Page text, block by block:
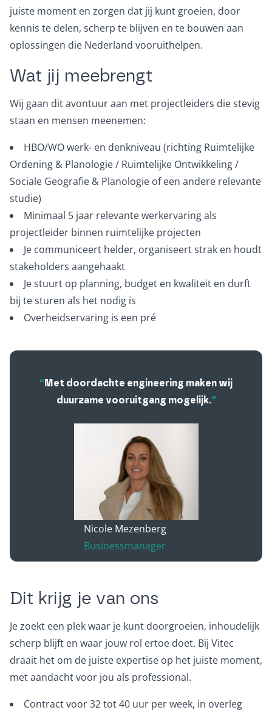
juiste moment en zorgen dat jij kunt groeien, door
kennis te delen, scherp te blijven en te bouwen aan
oplossingen die Nederland vooruithelpen.
Wat jij meebrengt
Wij gaan dit avontuur aan met projectleiders die stevig
staan en mensen meenemen:
HBO/WO werk- en denkniveau (richting Ruimtelijke
Ordening & Planologie / Ruimtelijke Ontwikkeling /
Sociale Geografie & Planologie of een andere relevante
studie)
Minimaal 5 jaar relevante werkervaring als
projectleider binnen ruimtelijke projecten
Je communiceert helder, organiseert strak en houdt
stakeholders aangehaakt
Je stuurt op planning, budget en kwaliteit en durft
bij te sturen als het nodig is
Overheidservaring is een pré
“ Met doordachte engineering maken wij
duurzame vooruitgang mogelijk.”
Nicole Mezenberg
Businessmanager
Dit krijg je van ons
Je zoekt een plek waar je kunt doorgroeien, inhoudelijk
scherp blijft en waar jouw rol ertoe doet. Bij Vitec
draait het om de juiste expertise op het juiste moment,
met aandacht voor jou als professional.
Contract voor 32 tot 40 uur per week, in overleg